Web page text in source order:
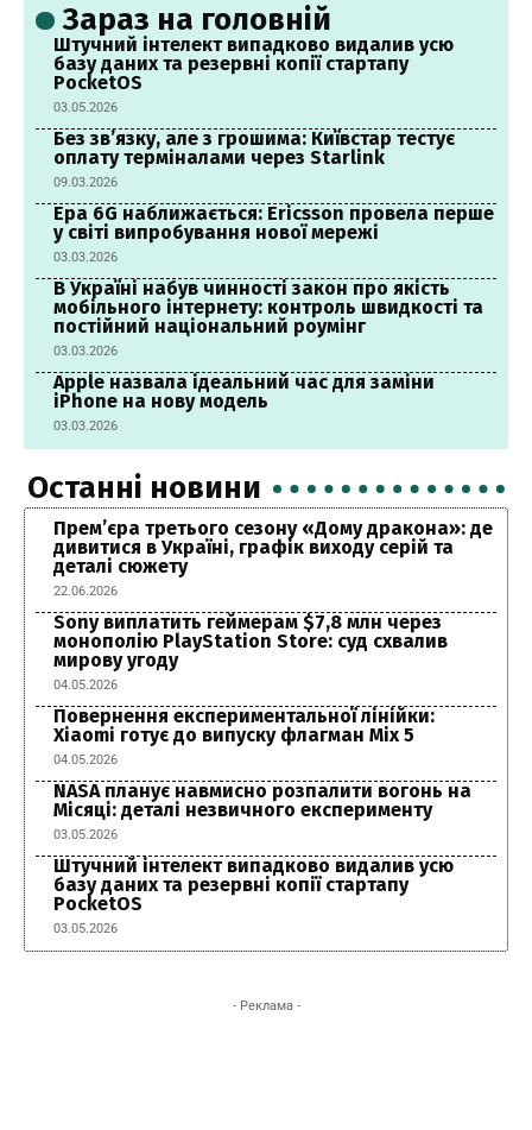
Зараз на головній
Штучний інтелект випадково видалив усю
базу даних та резервні копії стартапу
PocketOS
03.05.2026
Без зв’язку, але з грошима: Київстар тестує
оплату терміналами через Starlink
09.03.2026
Ера 6G наближається: Ericsson провела перше
у світі випробування нової мережі
03.03.2026
В Україні набув чинності закон про якість
мобільного інтернету: контроль швидкості та
постійний національний роумінг
03.03.2026
Apple назвала ідеальний час для заміни
iPhone на нову модель
03.03.2026
Останні новини
Прем’єра третього сезону «Дому дракона»: де
дивитися в Україні, графік виходу серій та
деталі сюжету
22.06.2026
Sony виплатить геймерам $7,8 млн через
монополію PlayStation Store: суд схвалив
мирову угоду
04.05.2026
Повернення експериментальної лінійки:
Xiaomi готує до випуску флагман Mix 5
04.05.2026
NASA планує навмисно розпалити вогонь на
Місяці: деталі незвичного експерименту
03.05.2026
Штучний інтелект випадково видалив усю
базу даних та резервні копії стартапу
PocketOS
03.05.2026
- Реклама -